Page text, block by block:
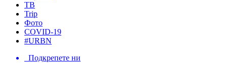
ТВ
Trip
Фото
COVID-19
#URBN
Подкрепете ни